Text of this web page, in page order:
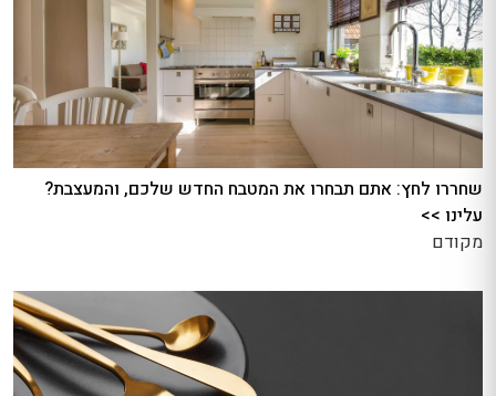
שחררו לחץ: אתם תבחרו את המטבח החדש שלכם, והמעצבת?
עלינו >>
מקודם